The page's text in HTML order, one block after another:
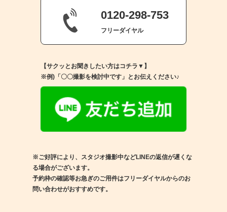
0120-298-753
フリーダイヤル
【サクッとお聞きしたい方はコチラ▼】
※例)「〇〇撮影を検討中です」とお伝えください♪
※ご好評により、スタジオ撮影中などLINEの返信が遅くな
る場合がございます。
予約枠の確認等お急ぎのご用件はフリーダイヤルからのお
問い合わせがおすすめです。